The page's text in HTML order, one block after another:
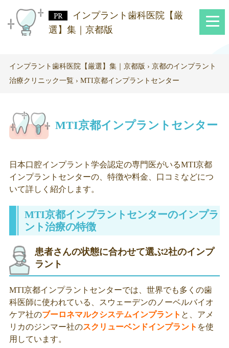
インプラント歯科医院【厳
選】集｜京都版
インプラント歯科医院【厳選】集｜京都版 › 京都のインプラント
治療クリニック一覧 › MTI京都インプラントセンター
MTI京都インプラントセンター
日本口腔インプラント学会認定の専門医がいるMTI京都
インプラントセンターの、特徴や料金、口コミなどにつ
いて詳しく紹介します。
MTI京都インプラントセンターのインプラ
ント治療の特徴
患者さんの状態に合わせて選ぶ2社のインプ
ラント
MTI京都インプラントセンターでは、世界でも多くの歯
科医師に使われている、スウェーデンのノーベルバイオ
ケア社のブーロネマルクシステムインプラント と、アメ
リカのジンマー社のスクリューベンドインプラント を使
用しています。